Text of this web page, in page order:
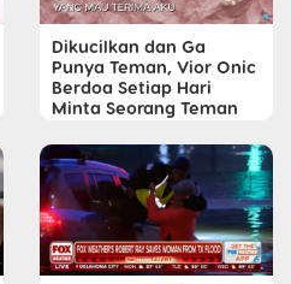
Dikucilkan dan Ga
Punya Teman, Vior Onic
Berdoa Setiap Hari
Minta Seorang Teman